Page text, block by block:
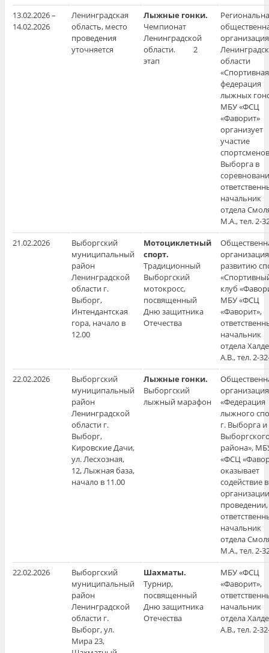
13.02.2026 –
14.02.2026
Ленинградская
область, место
проведения
уточняется
Лыжные гонки.
Чемпионат
Ленинградской
области. 2
этап
организация
области
«Спортивная
федерация
лыжных
МБУ «ФСЦ
«Фаворит»
организует
участие
Выборга в
начальник
отдела
М.А., тел. 2-
21.02.2026
Выборгский
муниципальный
район
Ленинградской
области г.
Выборг,
Интендантская
гора, начало в
12.00
Мотоциклетный
спорт.
Традиционный
Выборгский
мотокросс,
посвященный
Дню защитника
Отечества
развитию
клуб
МБУ «ФСЦ
«Фаворит»,
начальник
отдела
А.В., тел. 2-
22.02.2026
Выборгский
муниципальный
район
Ленинградской
области г.
Выборг,
Кировские Дачи,
ул. Лесхозная,
12, Лыжная база,
начало в 11.00
Лыжные гонки.
Выборгский
лыжный марафон
организация
«Федерация
лыжного
г. Выборга и
района»,
«ФСЦ
оказывает
содействие в
проведении,
начальник
отдела
М.А., тел. 2-
22.02.2026
Выборгский
муниципальный
район
Ленинградской
области г.
Выборг, ул.
Мира 23,
Шахматы.
Турнир,
посвященный
Дню защитника
Отечества
МБУ «ФСЦ
«Фаворит»,
начальник
отдела
А.В., тел. 2-